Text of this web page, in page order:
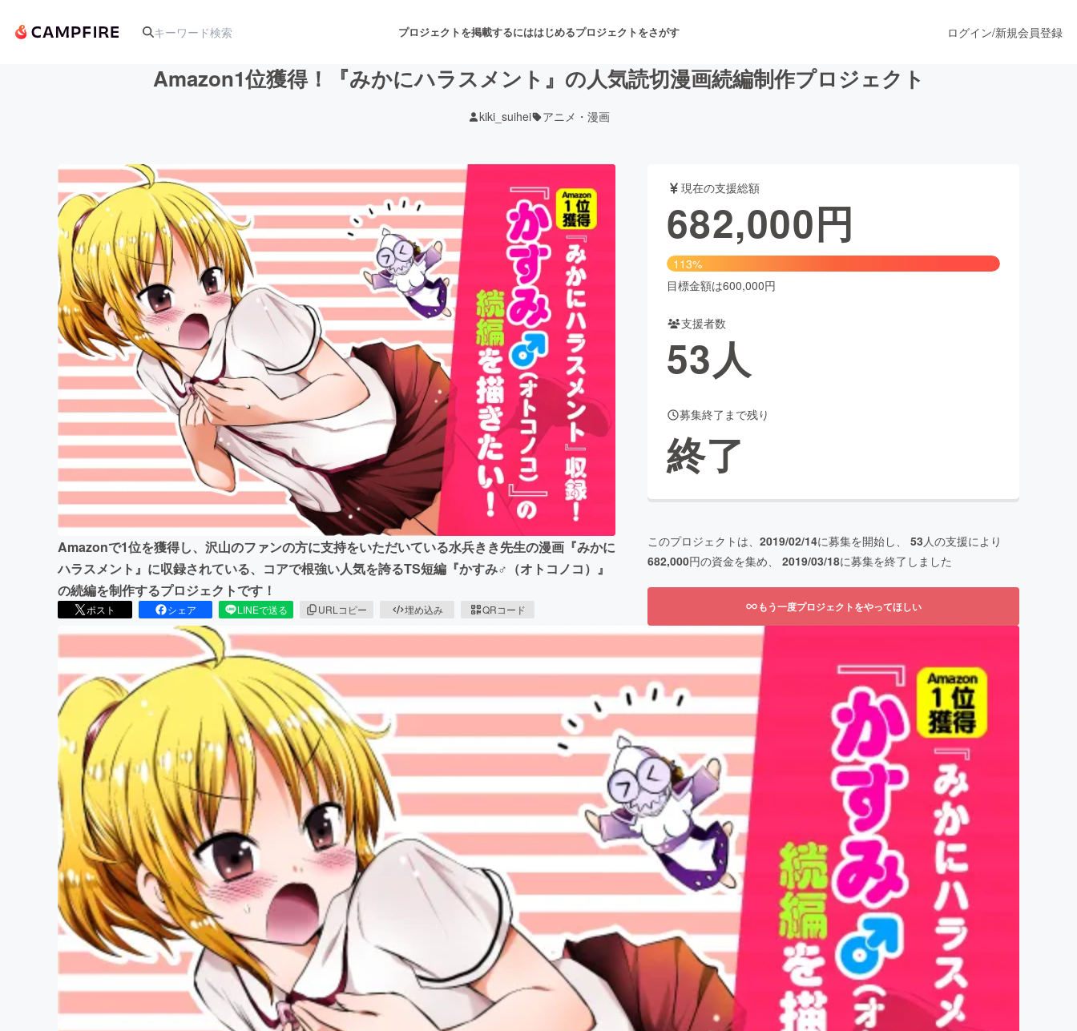
プロジェクトを掲載するにははじめるプロジェクトをさがす
アート・写真 音楽 舞台・パフォーマンス
テクノロジー・ガジェット ゲーム・サービス開発 ファッション
映像・映画 書籍・雑誌出版
ビジネス・起業 チャレンジ ビューティー・ヘルスケア
まちづくり・地域活性化
CAMPFIRE for Social Good CAMPFIRE Creation
CAMPFIREふるさと納税
machi-ya
ログイン/新規会員登録
Amazon1位獲得！『みかにハラスメント』の人気読切漫画続編制作プロジェクト
kiki_suihei アニメ・漫画
Amazonで1位を獲得し、沢山のファンの方に支持をいただいている水兵きき先生の漫画『みかに
ハラスメント』に収録されている、コアで根強い人気を誇るTS短編『かすみ♂（オトコノコ）』
の続編を制作するプロジェクトです！
ポスト シェア LINEで送る URLコピー 埋め込み QRコード
現在の支援総額
682,000円
113%
目標金額は600,000円
支援者数
53人
募集終了まで残り
終了
このプロジェクトは、 2019/02/14に募集を開始し、 53人の支援により
682,000円の資金を集め、 2019/03/18に募集を終了しました
もう一度プロジェクトをやってほしい